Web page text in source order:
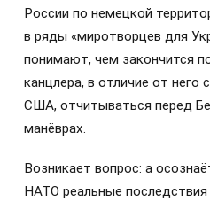
России по немецкой
в ряды «миротворцев для
понимают, чем закончится
канцлера, в отличие от него
США, отчитываться перед
манёврах.
Возникает вопрос: а
НАТО реальные